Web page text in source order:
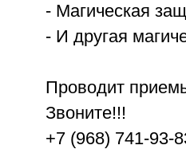
- Магическая
- И другая
Проводит
Звоните!!!
+7 (968) 741-93-